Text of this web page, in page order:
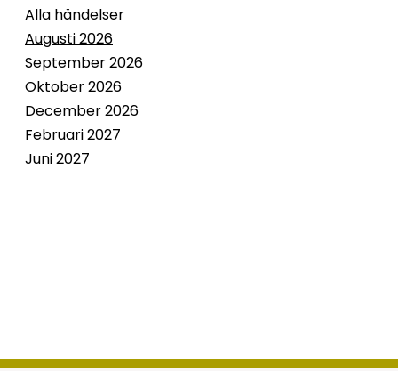
Alla händelser
Augusti 2026
September 2026
Oktober 2026
December 2026
Februari 2027
Juni 2027